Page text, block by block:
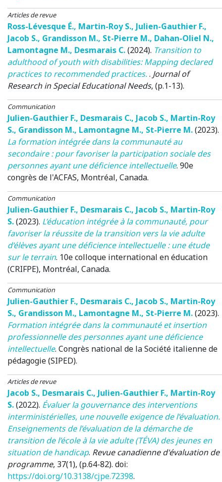
Articles de revue
Ross-Lévesque É., Martin-Roy S., Julien-Gauthier F.,
Jacob S., Grandisson M., St-Pierre M., Dahan-Oliel N.,
Lamontagne M., Desmarais C.(2024). Transition to
adulthood of youth with disabilities: Mapping declared
practices to recommended practices.. Journal of
Research in Special Educational Needs, (p.1-13).
Communication
Julien-Gauthier F., Desmarais C., Jacob S., Martin-Roy
S., Grandisson M., Lamontagne M., St-Pierre M.(2023).
La formation intégrée dans la communauté au
secondaire : pour favoriser la participation sociale des
personnes ayant une déficience intellectuelle. 90e
congrès de l'ACFAS, Montréal, Canada.
Communication
Julien-Gauthier F., Desmarais C., Jacob S., Martin-Roy
S.(2023). L’éducation intégrée à la communauté, pour
favoriser la réussite de la transition vers la vie adulte
d’élèves ayant une déficience intellectuelle : une étude
sur le terrain. 10e colloque international en éducation
(CRIFPE), Montréal, Canada.
Communication
Julien-Gauthier F., Desmarais C., Jacob S., Martin-Roy
S., Grandisson M., Lamontagne M., St-Pierre M.(2023).
Formation intégrée dans la communauté et insertion
professionnelle des personnes ayant une déficience
intellectuelle. Congrès national de la Société italienne de
pédagogie (SIPED).
Articles de revue
Jacob S., Desmarais C., Julien-Gauthier F., Martin-Roy
S.(2022). Évaluer la gouvernance des interventions
interministérielles, une nouvelle exigence de l’évaluation.
Enseignements de l’évaluation de la démarche de
transition de l’école à la vie adulte (TÉVA) des jeunes en
situation de handicap. Revue canadienne d'évaluation de
programme, 37(1), (p.64-82). doi:
https://doi.org/10.3138/cjpe.72398.